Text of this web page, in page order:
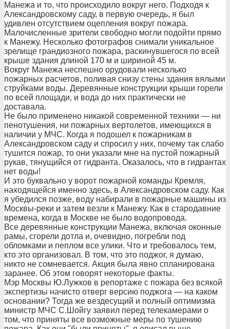
Манежа и то, что происходило вокруг него. Подходя к
Александровскому саду, в первую очередь, я был
удивлен отсутствием оцепления вокруг пожара.
Малочисленные зрители свободно могли подойти прямо
к Манежу. Несколько фотографов снимали уникальное
зрелище грандиозного пожара, раскинувшегося по всей
крыше здания длиной 170 м и шириной 45 м.
Вокруг Манежа неспешно орудовали несколько
пожарных расчетов, поливая снизу стены здания вялыми
струйками воды. Деревянные конструкции крыши горели
по всей площади, и вода до них практически не
доставала.
Не было применено никакой современной техники — ни
пенотушения, ни пожарных вертолетов, имеющихся в
наличии у МЧС. Когда я подошел к пожарникам в
Александровском саду и спросил у них, почему так слабо
тушится пожар, то они указали мне на пустой пожарный
рукав, тянущийся от гидранта. Оказалось, что в гидрантах
нет воды!
И это буквально у ворот пожарной команды Кремля,
находящейся именно здесь, в Александровском саду. Как
я убедился позже, воду набирали в пожарные машины из
Москвы-реки и затем везли к Манежу. Как в стародавние
времена, когда в Москве не было водопровода.
Все деревянные конструкции Манежа, включая оконные
рамы, сгорели дотла и, очевидно, погребли под
обломками и пеплом все улики. Что и требовалось тем,
кто это организовал. В том, что это поджог, я думаю,
никто не сомневается. Акция была явно спланирована
заранее. Об этом говорят некоторые факты.
Мэр Москвы Ю.Лужков в репортаже с пожара без всякой
экспертизы начисто отверг версию поджога — на каком
основании? Тогда же вездесущий и полный оптимизма
министр МЧС С.Шойгу заявил перед телекамерами о
том, что приняты все возможные меры по тушению